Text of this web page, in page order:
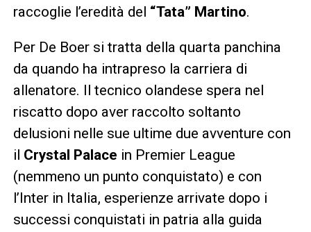
raccoglie l’eredità del “Tata” Martino.
Per De Boer si tratta della quarta panchina
da quando ha intrapreso la carriera di
allenatore. Il tecnico olandese spera nel
riscatto dopo aver raccolto soltanto
delusioni nelle sue ultime due avventure con
il Crystal Palace in Premier League
(nemmeno un punto conquistato) e con
l’Inter in Italia, esperienze arrivate dopo i
successi conquistati in patria alla guida